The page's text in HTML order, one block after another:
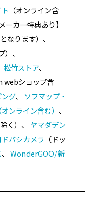
（オンライン含
ーカー特典あり】
なります）、
、
松竹ストア、
webショップ含
グ、 ソフマップ・
ンライン含む） 、
く）、 ヤマダデン
ドバシカメラ （ドッ
、WonderGOO/新